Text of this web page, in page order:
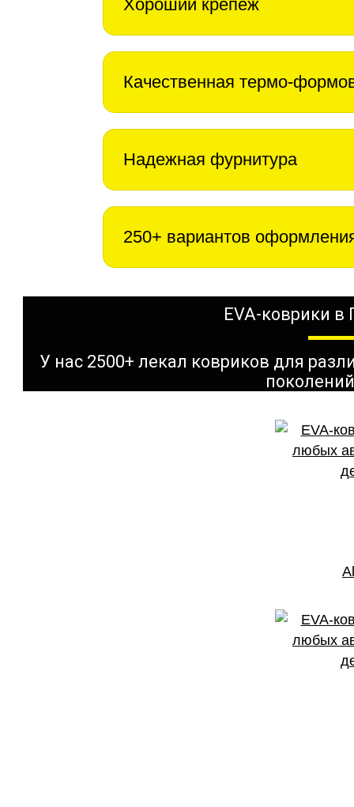
Хороший крепеж
Качественная термо-
Надежная фурнитура
250+ вариантов
EVA-коврики
У нас 2500+ лекал ковриков для